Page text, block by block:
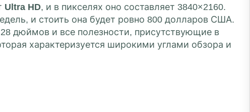
Ultra HD, и в пикселях оно составляет 3840×2160.
и стоить она будет ровно 800 долларов США.
дюймов и все полезности, присутствующие в
характеризуется широкими углами обзора и